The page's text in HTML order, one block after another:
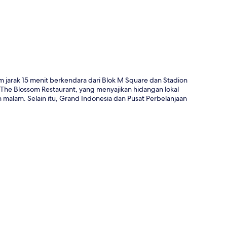
jarak 15 menit berkendara dari Blok M Square dan Stadion
Blossom Restaurant, yang menyajikan hidangan lokal
Selain itu, Grand Indonesia dan Pusat Perbelanjaan